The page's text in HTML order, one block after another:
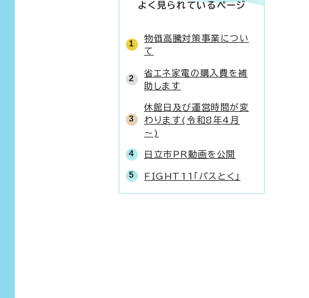
よく見られているページ
物価高騰対策事業につい
て
省エネ家電の購入費を補
助します
休館日及び運営時間が変
わります(令和8年4月
～)
日立市PR動画を公開
FIGHT11「パスとく」